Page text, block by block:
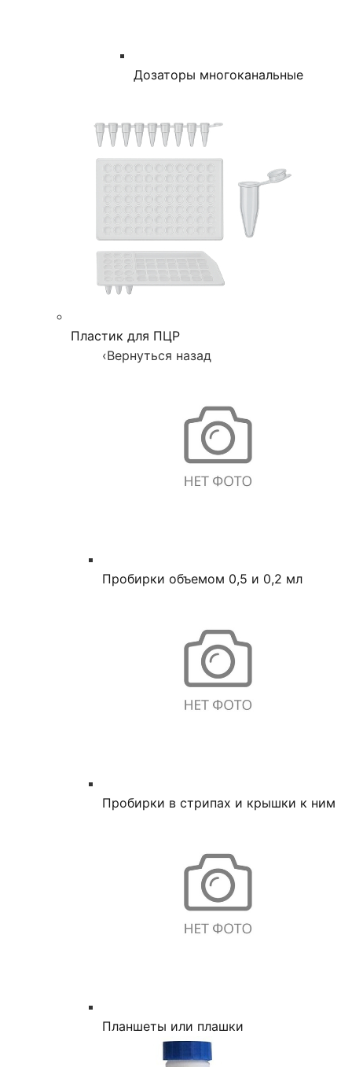
Дозаторы многоканальные
Пластик для ПЦР
‹Вернуться назад
Пробирки объемом 0,5 и 0,2 мл
Пробирки в стрипах и крышки к ним
Планшеты или плашки